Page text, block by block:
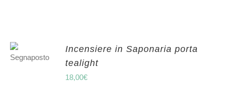
CARRELLO
Incensiere in Saponaria porta
tealight
18,00€